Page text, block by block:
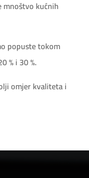
kućnih
popuste tokom
% i 30 %.
omjer kvaliteta i